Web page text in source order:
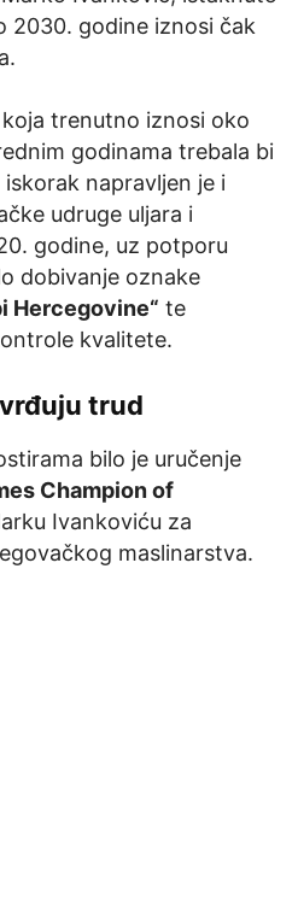
2030. godine iznosi čak
trenutno iznosi oko
godinama trebala bi
napravljen je i
udruge uljara i
godine, uz potporu
dobivanje oznake
Hercegovine“ te
kvalitete.
trud
bilo je uručenje
Champion of
Ivankoviću za
maslinarstva.